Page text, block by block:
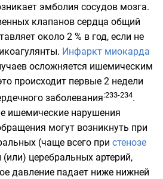
эмболия сосудов мозга.
клапанов сердца общий
около 2 % в год, если не
. Инфаркт миокарда
осложняется ишемическим
происходит первые 2 недели
заболевания:233-234.
ишемические нарушения
могут возникнуть при
(чаще всего при стенозе
(или) церебральных артерий,
давление падает ниже нижней